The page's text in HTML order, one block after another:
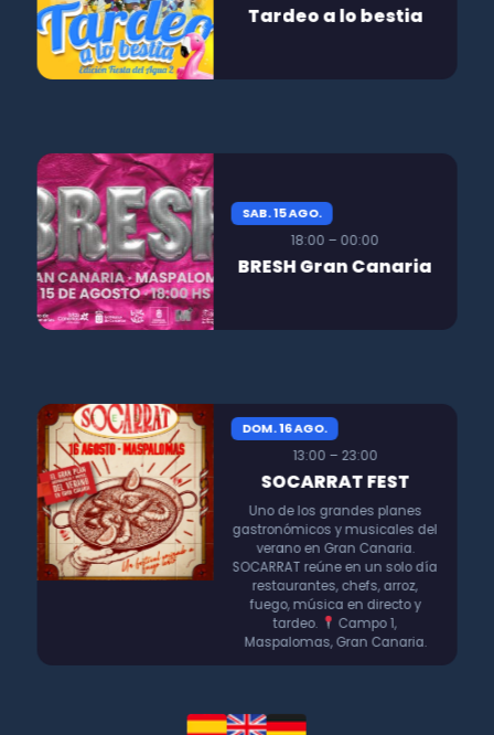
Tardeo a lo bestia
SAB. 15 AGO.
18:00 – 00:00
BRESH Gran Canaria
DOM. 16 AGO.
13:00 – 23:00
SOCARRAT FEST
Uno de los grandes planes
gastronómicos y musicales del
verano en Gran Canaria.
SOCARRAT reúne en un solo día
restaurantes, chefs, arroz,
fuego, música en directo y
tardeo.
Campo 1,
Maspalomas, Gran Canaria.